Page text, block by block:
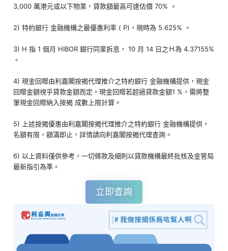
3,000 萬港元或以下物業，貸款額最高可達估價 70% 。
2) 特約銀行 金融機構之最優惠利率 ( P)，現時為 5.625% 。
3) H 指 1 個月 HIBOR 銀行同業拆息， 10 月 14 日之Ｈ為 4.37155%
。
4) 現金回贈由利嘉閣按揭代理推介之特約銀行 金融機構提供，現金
回贈金額視乎貸款金額而定。現金回贈若超過貸款金額1 %，需將整
筆現金回贈納入按揭 成數上限計算。
5) 上述按揭優惠由利嘉閣按揭代理推介之特約銀行 金融機構提供，
名額有限，額滿即止，詳情請向利嘉閣按揭代理查詢。
6) 以上資料僅供參考，一切條款及細則以貸款機構最終批核及金管局
最新指引為準。
立即查詢